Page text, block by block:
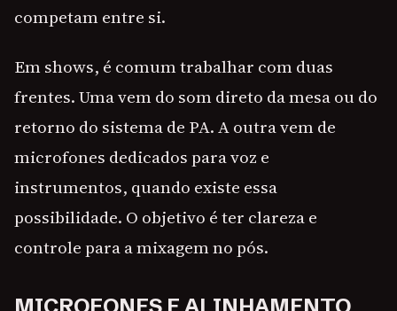
competam entre si.
Em shows, é comum trabalhar com duas
frentes. Uma vem do som direto da mesa ou do
retorno do sistema de PA. A outra vem de
microfones dedicados para voz e
instrumentos, quando existe essa
possibilidade. O objetivo é ter clareza e
controle para a mixagem no pós.